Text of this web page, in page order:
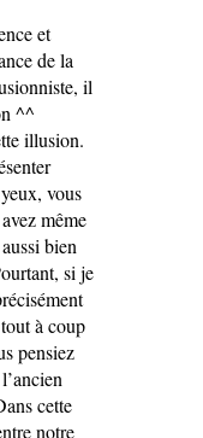
et
de la
il
^^
illusion.
vous
même
bien
si je
à coup
pensiez
cette
notre